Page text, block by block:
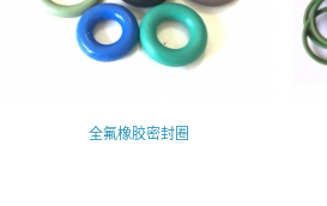
全氟橡胶密封圈